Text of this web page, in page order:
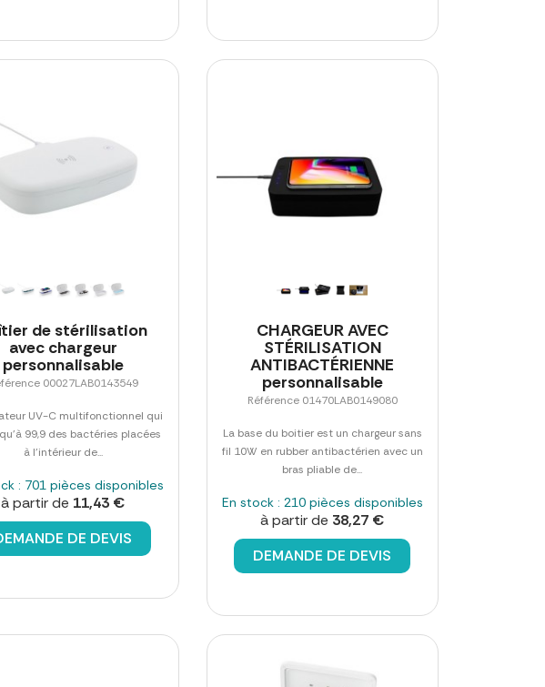
de stérilisation
avec chargeur
personnalisable
00027LAB0143549
UV-C multifonctionnel qui
99,9 des bactéries placées
à l'intérieur de...
: 701 pièces disponibles
à partir de 11,43 €
DE DEVIS
CHARGEUR AVEC
STÉRILISATION
ANTIBACTÉRIENNE
personnalisable
Référence 01470LAB0149080
La base du boitier est un chargeur sans
fil 10W en rubber antibactérien avec un
bras pliable de...
En stock : 210 pièces disponibles
à partir de 38,27 €
DEMANDE DE DEVIS